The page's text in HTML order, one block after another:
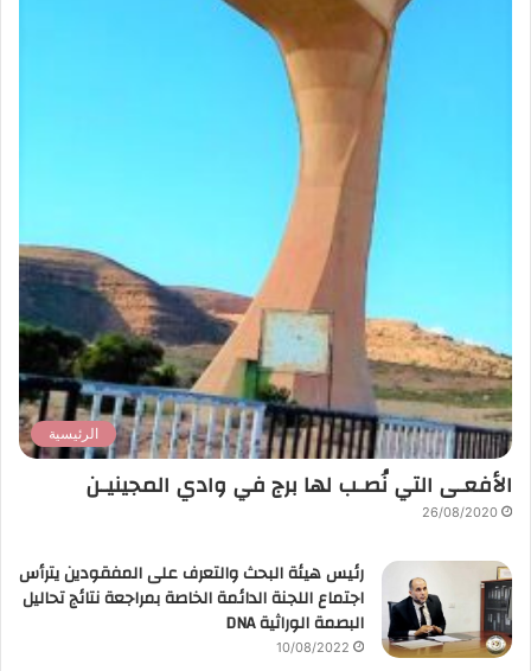
الرئيسية
الأفعـى التي نُصـب لها برج في وادي المجينيـن
26/08/2020
رئيس هيئة البحث والتعرف على المفقودين يترأس
اجتماع اللجنة الدائمة الخاصة بمراجعة نتائج تحاليل
البصمة الوراثية DNA
10/08/2022